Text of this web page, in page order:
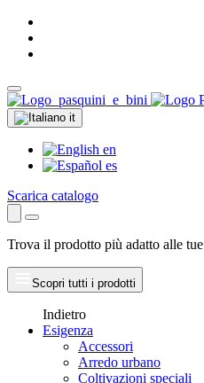
it
en
es
Scarica catalogo
Trova il prodotto più adatto alle tue
Scopri tutti i prodotti
Indietro
Esigenza
Accessori
Arredo urbano
Coltivazioni speciali